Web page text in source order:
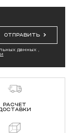
ОТПРАВИТЬ
данных ,
РАСЧЕТ